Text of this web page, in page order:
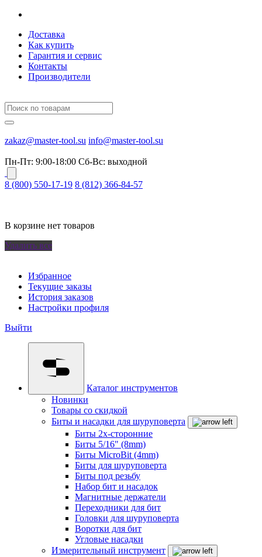
Доставка
Как купить
Гарантия и сервис
Контакты
Производители
zakaz@master-tool.su info@master-tool.su
Пн-Пт: 9:00-18:00 Cб-Вс: выходной
8 (800) 550-17-19 8 (812) 366-84-57
В корзине нет товаров
Удалить все
Избранное
Текущие заказы
История заказов
Настройки профиля
Выйти
Каталог инструментов
Новинки
Товары со скидкой
Биты и насадки для шуруповерта
Биты 2х-сторонние
Биты 5/16" (8mm)
Биты MicroBit (4mm)
Биты для шуруповерта
Биты под резьбу
Набор бит и насадок
Магнитные держатели
Переходники для бит
Головки для шуруповерта
Воротки для бит
Угловые насадки
Измерительный инструмент